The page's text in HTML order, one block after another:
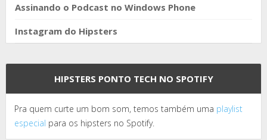
Assinando o Podcast no Windows Phone
Instagram do Hipsters
HIPSTERS PONTO TECH NO SPOTIFY
Pra quem curte um bom som, temos também uma playlist
especial para os hipsters no Spotify.